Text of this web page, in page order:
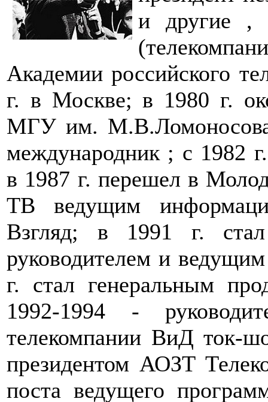
и другие ,
Академии российского
г. в Москве; в 1980 г.
МГУ им. М.В.Ломоносова
международник ; с 1982
в 1987 г. перешел в
ТВ ведущим
Взгляд; в 1991 г. стал
руководителем и
г. стал генеральным
1992-1994 -
телекомпании ВиД ток-
президентом АОЗТ
поста ведущего